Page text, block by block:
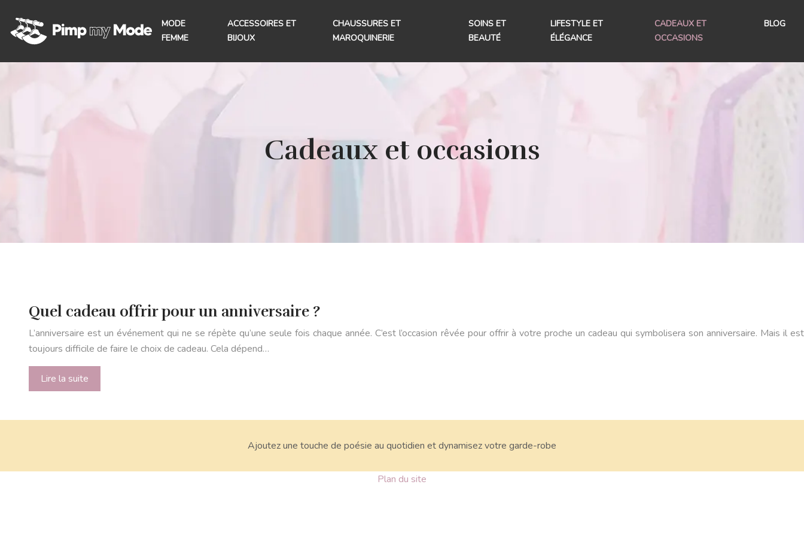
MODE
FEMME
ACCESSOIRES ET
BIJOUX
CHAUSSURES ET
MAROQUINERIE
SOINS ET
BEAUTÉ
LIFESTYLE ET
ÉLÉGANCE
CADEAUX ET
OCCASIONS
BLOG
Cadeaux et occasions
Quel cadeau offrir pour un anniversaire ?
L’anniversaire est un événement qui ne se répète qu’une seule fois chaque année. C’est l’occasion rêvée pour offrir à votre proche un cadeau qui symbolisera son anniversaire. Mais il est
toujours difficile de faire le choix de cadeau. Cela dépend…
Lire la suite
Ajoutez une touche de poésie au quotidien et dynamisez votre garde-robe
Plan du site